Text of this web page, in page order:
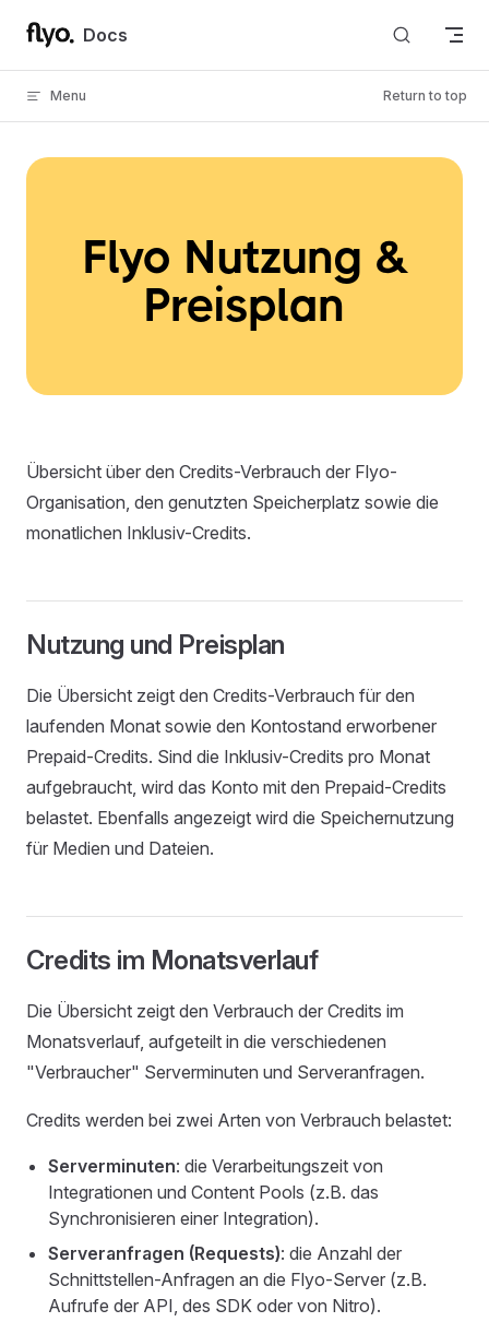
Skip to content
Docs
Menu Return to top
Flyo Nutzung &
Preisplan
Übersicht über den Credits-Verbrauch der Flyo-
Organisation, den genutzten Speicherplatz sowie die
monatlichen Inklusiv-Credits.
Nutzung und Preisplan
Die Übersicht zeigt den Credits-Verbrauch für den
laufenden Monat sowie den Kontostand erworbener
Prepaid-Credits. Sind die Inklusiv-Credits pro Monat
aufgebraucht, wird das Konto mit den Prepaid-Credits
belastet. Ebenfalls angezeigt wird die Speichernutzung
für Medien und Dateien.
Credits im Monatsverlauf
Die Übersicht zeigt den Verbrauch der Credits im
Monatsverlauf, aufgeteilt in die verschiedenen
"Verbraucher" Serverminuten und Serveranfragen.
Credits werden bei zwei Arten von Verbrauch belastet:
Serverminuten: die Verarbeitungszeit von
Integrationen und Content Pools (z.B. das
Synchronisieren einer Integration).
Serveranfragen (Requests): die Anzahl der
Schnittstellen-Anfragen an die Flyo-Server (z.B.
Aufrufe der API, des SDK oder von Nitro).